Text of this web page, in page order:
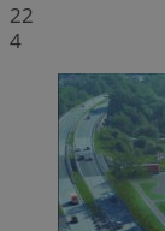
22
4